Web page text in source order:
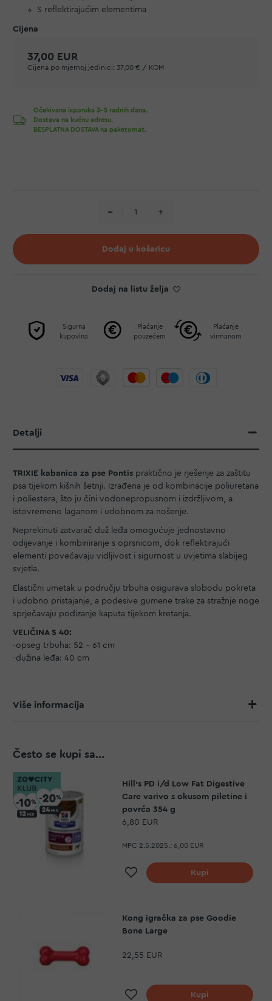
S reflektirajućim elementima
37,00 EUR
Cijena po mjernoj jedinici: 37,00 € / KOM
Očekivana isporuka 3-5 radnih dana.
Dostava na kućnu adresu.
BESPLATNA DOSTAVA na paketomat.
Dodaj u košaricu
Dodaj na listu želja
Sigurna
kupovina
Plaćanje
pouzećem
Plaćanje
virmanom
Detalji
TRIXIE kabanica za pse Pontis praktično je rješenje za zaštitu
psa tijekom kišnih šetnji. Izrađena je od kombinacije poliuretana
i poliestera, što ju čini vodonepropusnom i izdržljivom, a
istovremeno laganom i udobnom za nošenje.
Neprekinuti zatvarač duž leđa omogućuje jednostavno
odijevanje i kombiniranje s oprsnicom, dok reflektirajući
elementi povećavaju vidljivost i sigurnost u uvjetima slabijeg
svjetla.
Elastični umetak u području trbuha osigurava slobodu pokreta
i udobno pristajanje, a podesive gumene trake za stražnje noge
sprječavaju podizanje kaputa tijekom kretanja.
VELIČINA S 40:
-opseg trbuha: 52 - 61 cm
-dužina leđa: 40 cm
Više informacija
Često se kupi sa...
Hill's PD i/d Low Fat Digestive
Care varivo s okusom piletine i
povrća 354 g
6,80 EUR
MPC 2.5.2025.: 6,00 EUR
Dodaj na listu želja
Kupi
Kong igračka za pse Goodie
Bone Large
22,55 EUR
Dodaj na listu želja
Kupi